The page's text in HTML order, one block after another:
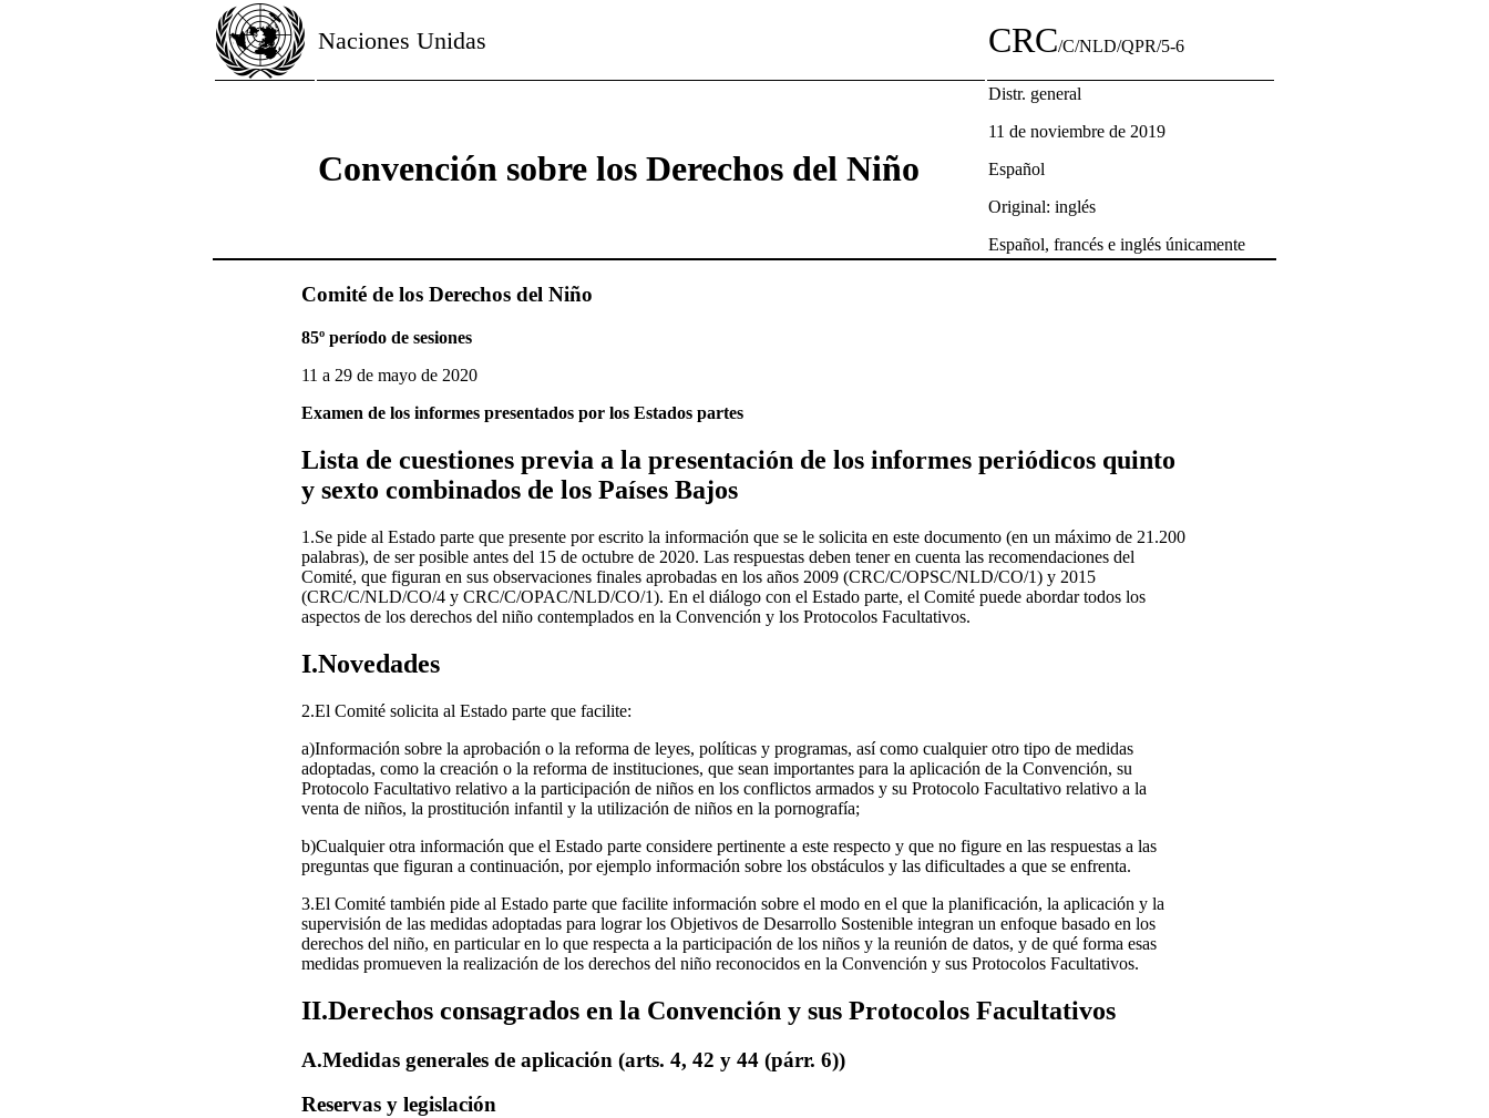
Naciones Unidas CRC/C/NLD/QPR/5-6
Convención sobre los Derechos del Niño
Distr. general
11 de noviembre de 2019
Español
Original: inglés
Español, francés e inglés únicamente
Comité de los Derechos del Niño
85º período de sesiones
11 a 29 de mayo de 2020
Examen de los informes presentados por los Estados partes
Lista de cuestiones previa a la presentación de los informes periódicos quinto
y sexto combinados de los Países Bajos
1.Se pide al Estado parte que presente por escrito la información que se le solicita en este documento (en un máximo de 21.200
palabras), de ser posible antes del 15 de octubre de 2020. Las respuestas deben tener en cuenta las recomendaciones del
Comité, que figuran en sus observaciones finales aprobadas en los años 2009 (CRC/C/OPSC/NLD/CO/1) y 2015
(CRC/C/NLD/CO/4 y CRC/C/OPAC/NLD/CO/1). En el diálogo con el Estado parte, el Comité puede abordar todos los
aspectos de los derechos del niño contemplados en la Convención y los Protocolos Facultativos.
I.Novedades
2.El Comité solicita al Estado parte que facilite:
a)Información sobre la aprobación o la reforma de leyes, políticas y programas, así como cualquier otro tipo de medidas
adoptadas, como la creación o la reforma de instituciones, que sean importantes para la aplicación de la Convención, su
Protocolo Facultativo relativo a la participación de niños en los conflictos armados y su Protocolo Facultativo relativo a la
venta de niños, la prostitución infantil y la utilización de niños en la pornografía;
b)Cualquier otra información que el Estado parte considere pertinente a este respecto y que no figure en las respuestas a las
preguntas que figuran a continuación, por ejemplo información sobre los obstáculos y las dificultades a que se enfrenta.
3.El Comité también pide al Estado parte que facilite información sobre el modo en el que la planificación, la aplicación y la
supervisión de las medidas adoptadas para lograr los Objetivos de Desarrollo Sostenible integran un enfoque basado en los
derechos del niño, en particular en lo que respecta a la participación de los niños y la reunión de datos, y de qué forma esas
medidas promueven la realización de los derechos del niño reconocidos en la Convención y sus Protocolos Facultativos.
II.Derechos consagrados en la Convención y sus Protocolos Facultativos
A.Medidas generales de aplicación (arts. 4, 42 y 44 (párr. 6))
Reservas y legislación